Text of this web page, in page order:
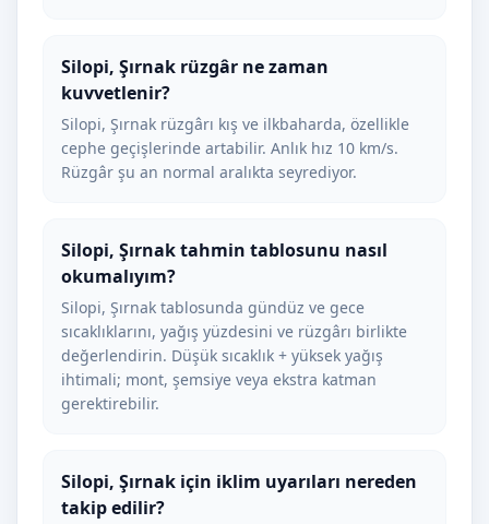
Silopi, Şırnak rüzgâr ne zaman
kuvvetlenir?
Silopi, Şırnak rüzgârı kış ve ilkbaharda, özellikle
cephe geçişlerinde artabilir. Anlık hız 10 km/s.
Rüzgâr şu an normal aralıkta seyrediyor.
Silopi, Şırnak tahmin tablosunu nasıl
okumalıyım?
Silopi, Şırnak tablosunda gündüz ve gece
sıcaklıklarını, yağış yüzdesini ve rüzgârı birlikte
değerlendirin. Düşük sıcaklık + yüksek yağış
ihtimali; mont, şemsiye veya ekstra katman
gerektirebilir.
Silopi, Şırnak için iklim uyarıları nereden
takip edilir?